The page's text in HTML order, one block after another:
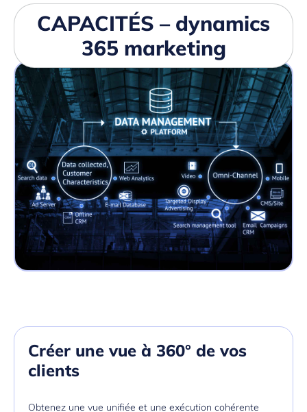
CAPACITÉS – dynamics
365 marketing
Créer une vue à 360° de vos
clients
Obtenez une vue unifiée et une exécution cohérente